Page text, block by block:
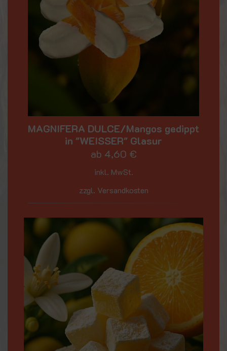
MAGNIFERA DULCE/Mangos gedippt
in "WEISSER" Glasur
ab 4,60 €
inkl. MwSt.
zzgl. Versandkosten